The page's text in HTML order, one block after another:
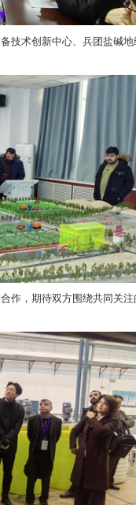
关键装备技术创新中心
育科技合作，期待双方